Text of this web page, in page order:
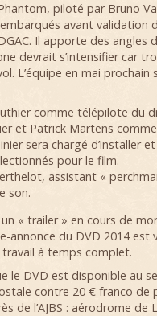
piloté par Bruno
avant validation
Il apporte des angles
devrait s’intensifier car
L’équipe en mai
comme télépilote du
et Patrick Martens
sera chargé d’installer
pour le film.
assistant «
son.
« trailer » en cours de
annonce du DVD 2014 est
à temps complet.
le DVD est disponible au
contre 20 € franco
de l’AJBS : aérodrome de